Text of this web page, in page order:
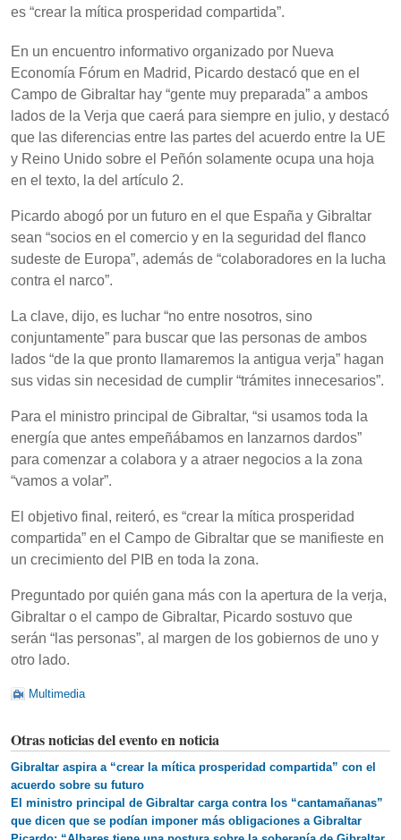
es “crear la mítica prosperidad compartida”.
En un encuentro informativo organizado por Nueva
Economía Fórum en Madrid, Picardo destacó que en el
Campo de Gibraltar hay “gente muy preparada” a ambos
lados de la Verja que caerá para siempre en julio, y destacó
que las diferencias entre las partes del acuerdo entre la UE
y Reino Unido sobre el Peñón solamente ocupa una hoja
en el texto, la del artículo 2.
Picardo abogó por un futuro en el que España y Gibraltar
sean “socios en el comercio y en la seguridad del flanco
sudeste de Europa”, además de “colaboradores en la lucha
contra el narco”.
La clave, dijo, es luchar “no entre nosotros, sino
conjuntamente” para buscar que las personas de ambos
lados “de la que pronto llamaremos la antigua verja” hagan
sus vidas sin necesidad de cumplir “trámites innecesarios”.
Para el ministro principal de Gibraltar, “si usamos toda la
energía que antes empeñábamos en lanzarnos dardos”
para comenzar a colabora y a atraer negocios a la zona
“vamos a volar”.
El objetivo final, reiteró, es “crear la mítica prosperidad
compartida” en el Campo de Gibraltar que se manifieste en
un crecimiento del PIB en toda la zona.
Preguntado por quién gana más con la apertura de la verja,
Gibraltar o el campo de Gibraltar, Picardo sostuvo que
serán “las personas”, al margen de los gobiernos de uno y
otro lado.
Multimedia
Otras noticias del evento en noticia
Gibraltar aspira a “crear la mítica prosperidad compartida” con el
acuerdo sobre su futuro
El ministro principal de Gibraltar carga contra los “cantamañanas”
que dicen que se podían imponer más obligaciones a Gibraltar